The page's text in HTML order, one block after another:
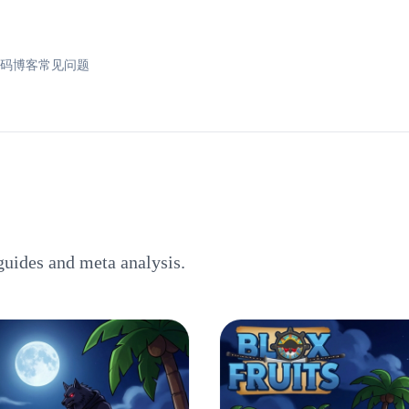
博客常见问题
and meta analysis.